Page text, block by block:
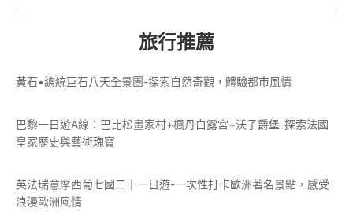
旅行推薦
黃石•總統巨石八天全景團-探索自然奇觀，體驗都市風情
巴黎一日遊A線：巴比松畫家村+楓丹白露宮+沃子爵堡-探索法國
皇家歷史與藝術瑰寶
英法瑞意摩西葡七國二十一日遊-一次性打卡歐洲著名景點，感受
浪漫歐洲風情